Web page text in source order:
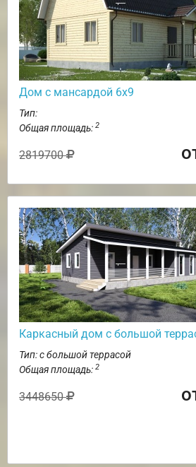
Дом с мансардой 6х9
Тип:
Общая площадь: 2
2819700
Каркасный дом с большой
Тип: с большой террасой
Общая площадь: 2
3448650